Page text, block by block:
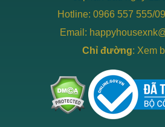
Hotline: 0966 557 555/
Email:
Chỉ đường: Xem